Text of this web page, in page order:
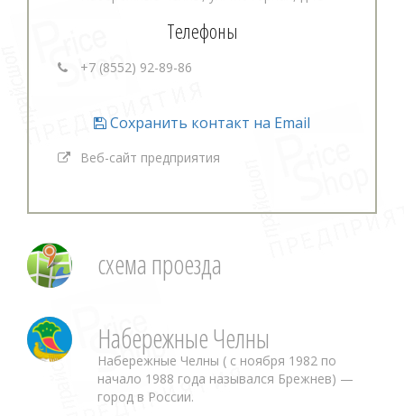
Телефоны
+7 (8552) 92-89-86
Сохранить контакт на Email
Веб-сайт предприятия
схема проезда
Набережные Челны
Набережные Челны ( с ноября 1982 по
начало 1988 года назывался Брежнев) —
город в России.